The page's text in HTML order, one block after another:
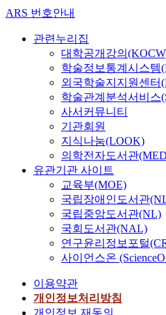
ARS 번호안내
관련누리집
대학공개강의
학술정보통계시스템
외국학술지지원센터
학술관계분석서비스
사서커뮤니티
기관회원
지식나눔(LOOK)
의학전자도서관
유관기관 사이트
교육부(MOE)
국립장애인도서관
국립중앙도서관(NL)
국회도서관(NAL)
연구윤리정보포털
사이언스온
이용약관
개인정보처리방침